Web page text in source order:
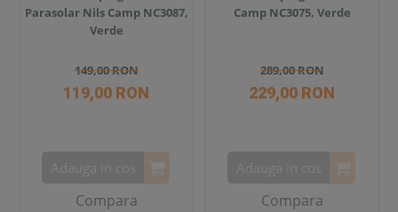
Parasolar Nils Camp NC3087,
Verde
149,00 RON
119,00 RON
Compara
Camp NC3075, Verde
289,00 RON
229,00 RON
Compara